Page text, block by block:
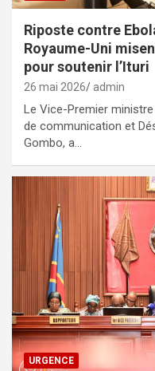
Riposte contre
Royaume-Uni
pour soutenir l’Ituri
26 mai 2026 admin
Le Vice-Premier
de communication et
Gombo, a…
URGENCE